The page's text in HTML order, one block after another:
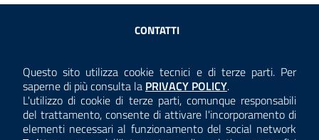
Questo sito utilizza cookie tecnici e di terze parti. Per
saperne di più consulta la Consulta la
PRIVACY POLICY.
L'utilizzo di cookie di terze parti, comunque responsabili
del trattamento, consente di attivare l'incorporamento di
elementi necessari al funzionamento del social network
Sezione Link Utili
CONTATTI
ANTICORRUZIONE
ACCESSIBILITÀ